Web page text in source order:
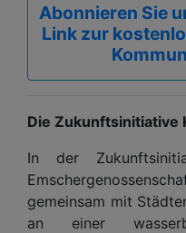
Abonnieren Sie
Link zur
Die Zukunftsinitiative
In der
gemeinsam mit
an einer